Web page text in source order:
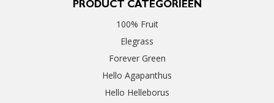
PRODUCT CATEGORIEËN
100% Fruit
Elegrass
Forever Green
Hello Agapanthus
Hello Helleborus